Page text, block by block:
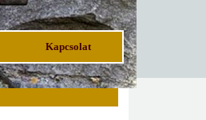
Kapcsolat